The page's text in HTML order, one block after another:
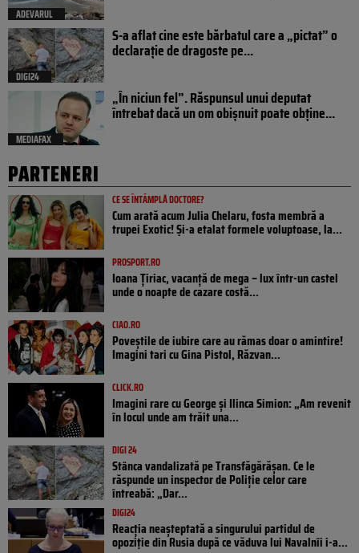
ADEVARUL
DIGI24
S-a aflat cine este bărbatul care a „pictat” o
declarație de dragoste pe...
MEDIAFAX
„În niciun fel”. Răspunsul unui deputat
întrebat dacă un om obișnuit poate obține...
PARTENERI
CE SE ÎNTÂMPLĂ DOCTORE?
Cum arată acum Julia Chelaru, fosta membră a
trupei Exotic! Și-a etalat formele voluptoase, la...
PROSPORT.RO
Ioana Țiriac, vacanță de mega – lux într-un castel
unde o noapte de cazare costă...
CIAO.RO
Poveştile de iubire care au rămas doar o amintire!
Imagini tari cu Gina Pistol, Răzvan...
CLICK.RO
Imagini rare cu George și Ilinca Simion: „Am revenit
în locul unde am trăit una...
DIGI 24
Stânca vandalizată pe Transfăgărășan. Ce le
răspunde un inspector de Poliție celor care
întreabă: „Dar...
DIGI24
Reacția neașteptată a singurului partidul de
opoziţie din Rusia după ce văduva lui Navalnîi i-a...